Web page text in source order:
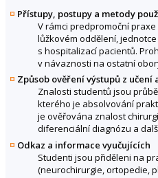
Přístupy, postupy a metody
V rámci predpromoční
lůžkovém oddělení,
s hospitalizací pacientů.
v návaznosti na ostatní
Způsob ověření výstupů z učení
Znalosti studentů jsou
kterého je absolvování
je ověřována znalost
diferenciální diagnózu a
Odkaz a informace vyučujících
Studenti jsou přiděleni na
(neurochirurgie, ortopedie,